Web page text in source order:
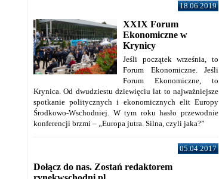
18.06.2019
XXIX Forum
Ekonomiczne w
Krynicy
Jeśli początek września, to
Forum Ekonomiczne. Jeśli
Forum Ekonomiczne, to
Krynica. Od dwudziestu dziewięciu lat to najważniejsze
spotkanie politycznych i ekonomicznych elit Europy
Środkowo-Wschodniej. W tym roku hasło przewodnie
konferencji brzmi – „Europa jutra. Silna, czyli jaka?”
05.04.2017
Dołącz do nas. Zostań redaktorem